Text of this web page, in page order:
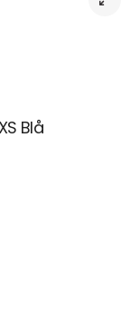
Blå